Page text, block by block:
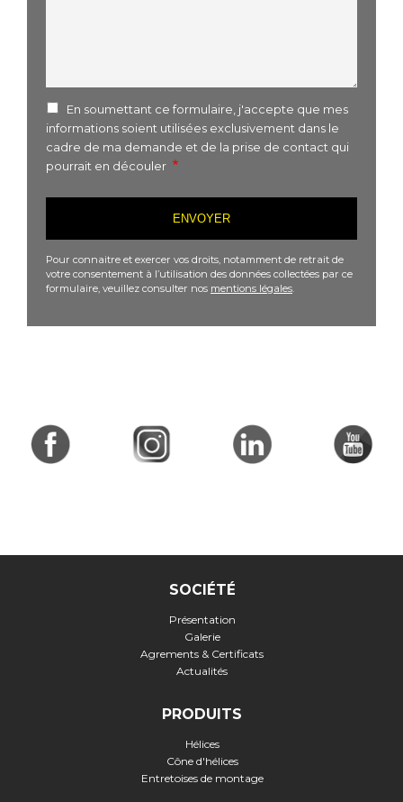
En soumettant ce formulaire, j'accepte que mes
informations soient utilisées exclusivement dans le
cadre de ma demande et de la prise de contact qui
pourrait en découler
Pour connaitre et exercer vos droits, notamment de retrait de
votre consentement à l’utilisation des données collectées par ce
formulaire, veuillez consulter nos mentions légales
SOCIÉTÉ
Présentation
Galerie
Agrements & Certificats
Actualités
PRODUITS
Hélices
Cône d'hélices
Entretoises de montage